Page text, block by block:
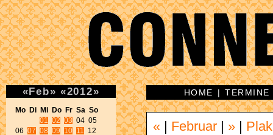
«Feb» «2012»
Mo Di Mi Do Fr Sa So
01
02 03 04 05
06 07 08 09 10 11
12
HOME |TERMINE
« Februar »